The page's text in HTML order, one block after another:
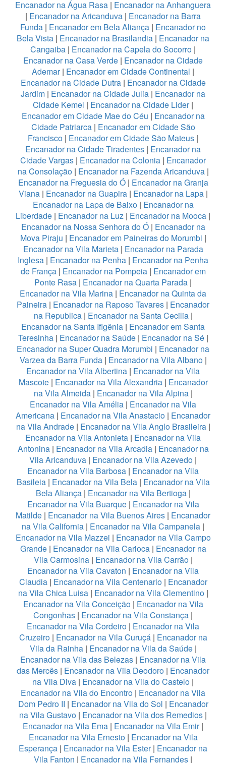
Encanador na Água Rasa | Encanador na Anhanguera
| Encanador na Aricanduva | Encanador na Barra
Funda | Encanador em Bela Aliança | Encanador no
Bela Vista | Encanador na Brasilandia | Encanador na
Cangaiba | Encanador na Capela do Socorro |
Encanador na Casa Verde | Encanador na Cidade
Ademar| Encanador em Cidade Continental |
Encanador na Cidade Dutra | Encanador na Cidade
Jardim | Encanador na Cidade Julia | Encanador na
Cidade Kemel | Encanador na Cidade Lider|
Encanador em Cidade Mae do Céu | Encanador na
Cidade Patriarca| Encanador em Cidade São
Francisco | Encanador em Cidade São Mateus |
Encanador na Cidade Tiradentes | Encanador na
Cidade Vargas | Encanador na Colonia | Encanador
na Consolação | Encanador na Fazenda Aricanduva|
Encanador na Freguesia do Ó| Encanador na Granja
Viana| Encanador na Guapira| Encanador na Lapa|
Encanador na Lapa de Baixo | Encanador na
Liberdade | Encanador na Luz | Encanador na Mooca |
Encanador na Nossa Senhora do Ó| Encanador na
Mova Piraju | Encanador em Paineiras do Morumbi |
Encanador na Vila Marieta| Encanador na Parada
Inglesa | Encanador na Penha | Encanador na Penha
de França | Encanador na Pompeia| Encanador em
Ponte Rasa | Encanador na Quarta Parada |
Encanador na Vila Marina | Encanador na Quinta da
Paineira | Encanador na Raposo Tavares | Encanador
na Republica| Encanador na Santa Cecilia|
Encanador na Santa Ifigênia | Encanador em Santa
Teresinha| Encanador na Saúde| Encanador na Sé|
Encanador na Super Quadra Morumbi | Encanador na
Varzea da Barra Funda| Encanador na Vila Albano|
Encanador na Vila Albertina | Encanador na Vila
Mascote| Encanador na Vila Alexandria| Encanador
na Vila Almeida | Encanador na Vila Alpina |
Encanador na Vila Amélia | Encanador na Vila
Americana | Encanador na Vila Anastacio | Encanador
na Vila Andrade| Encanador na Vila Anglo Brasileira|
Encanador na Vila Antonieta | Encanador na Vila
Antonina| Encanador na Vila Arcadia | Encanador na
Vila Aricanduva | Encanador na Vila Azevedo |
Encanador na Vila Barbosa | Encanador na Vila
Basileia| Encanador na Vila Bela| Encanador na Vila
Bela Aliança| Encanador na Vila Bertioga|
Encanador na Vila Buarque| Encanador na Vila
Matilde | Encanador na Vila Buenos Aires | Encanador
na Vila California | Encanador na Vila Campanela |
Encanador na Vila Mazzei | Encanador na Vila Campo
Grande| Encanador na Vila Carioca| Encanador na
Vila Carmosina| Encanador na Vila Carrão|
Encanador na Vila Cavaton | Encanador na Vila
Claudia| Encanador na Vila Centenario| Encanador
na Vila Chica Luisa | Encanador na Vila Clementino|
Encanador na Vila Conceição| Encanador na Vila
Congonhas | Encanador na Vila Constança |
Encanador na Vila Cordeiro | Encanador na Vila
Cruzeiro | Encanador na Vila Curuçá | Encanador na
Vila da Rainha | Encanador na Vila da Saúde|
Encanador na Vila das Belezas | Encanador na Vila
das Mercês | Encanador na Vila Deodoro | Encanador
na Vila Diva | Encanador na Vila do Castelo |
Encanador na Vila do Encontro | Encanador na Vila
Dom Pedro II | Encanador na Vila do Sol | Encanador
na Vila Gustavo | Encanador na Vila dos Remedios |
Encanador na Vila Ema | Encanador na Vila Emir|
Encanador na Vila Ernesto| Encanador na Vila
Esperança | Encanador na Vila Ester| Encanador na
Vila Fanton | Encanador na Vila Fernandes |